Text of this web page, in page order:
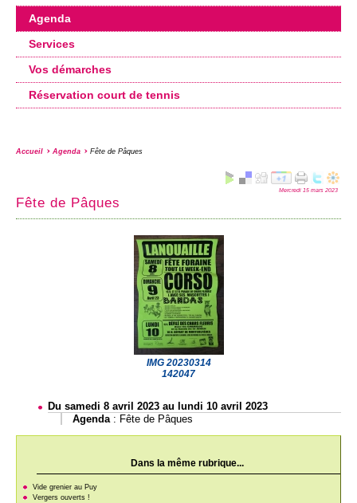
Agenda
Services
Vos démarches
Réservation court de tennis
Accueil Agenda Fête de Pâques
Mercredi 15 mars 2023
Fête de Pâques
IMG 20230314
142047
Du samedi 8 avril 2023 au lundi 10 avril 2023
Agenda: Fête de Pâques
Dans la même rubrique...
Vide grenier au Puy
Vergers ouverts !